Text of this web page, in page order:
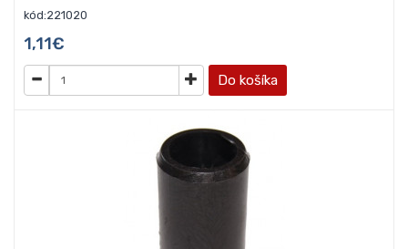
kód:221020
1,11€
Do košíka